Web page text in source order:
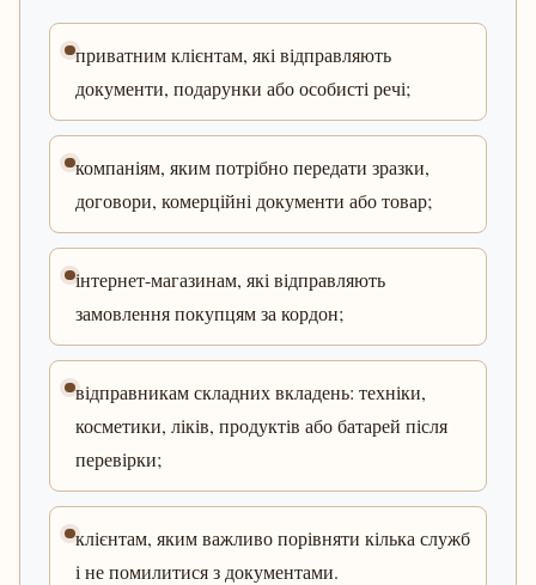
приватним клієнтам, які відправляють
документи, подарунки або особисті речі;
компаніям, яким потрібно передати зразки,
договори, комерційні документи або товар;
інтернет-магазинам, які відправляють
замовлення покупцям за кордон;
відправникам складних вкладень: техніки,
косметики, ліків, продуктів або батарей після
перевірки;
клієнтам, яким важливо порівняти кілька служб
і не помилитися з документами.